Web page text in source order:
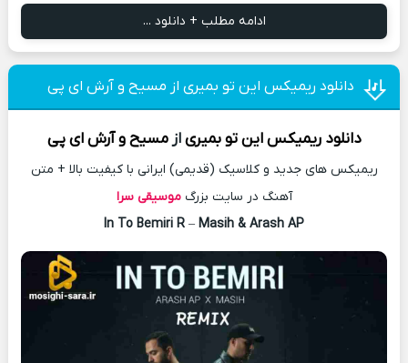
ادامه مطلب + دانلود ...
دانلود ریمیکس این تو بمیری از مسیح و آرش ای پی
دانلودریمیکس این تو بمیری ازمسیح و آرش ای پی
ریمیکس های جدید و کلاسیک (قدیمی) ایرانی با کیفیت بالا + متن
آهنگ در سایت بزرگموسیقی سرا
In To Bemiri R – Masih & Arash AP